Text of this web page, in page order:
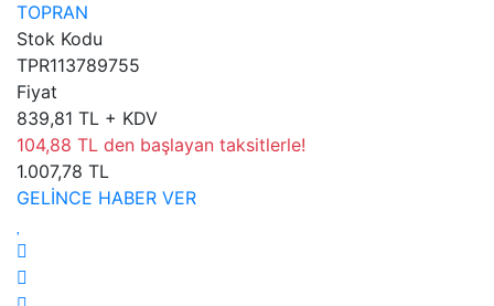
TOPRAN
Stok Kodu
TPR113789755
Fiyat
839,81 TL + KDV
104,88 TL den başlayan taksitlerle!
1.007,78 TL
GELİNCE HABER VER